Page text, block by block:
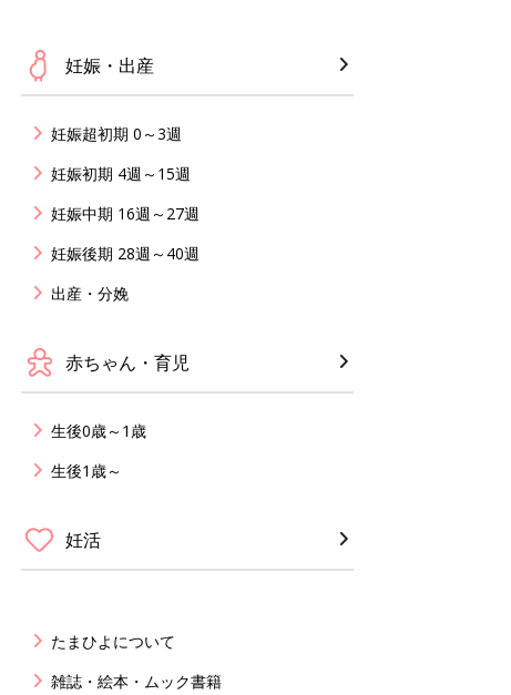
妊娠・出産
妊娠超初期 0～3週
妊娠初期 4週～15週
妊娠中期 16週～27週
妊娠後期 28週～40週
出産・分娩
赤ちゃん・育児
生後0歳～1歳
生後1歳～
妊活
たまひよについて
雑誌・絵本・ムック書籍